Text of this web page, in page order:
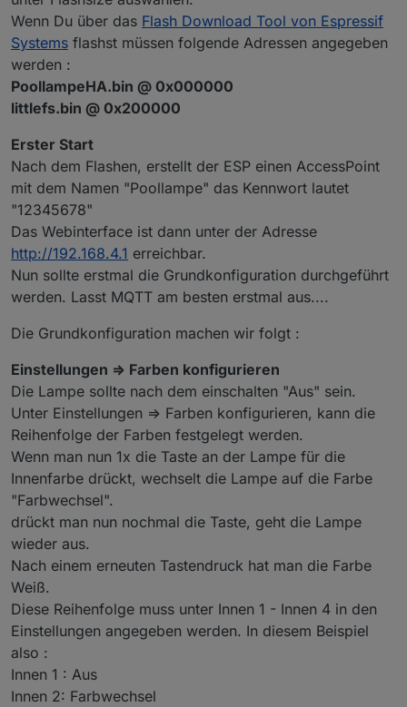
Wenn Du über das Flash Download Tool von Espressif
Systems flashst müssen folgende Adressen angegeben
werden :
PoollampeHA.bin @ 0x000000
littlefs.bin @ 0x200000
Erster Start
Nach dem Flashen, erstellt der ESP einen AccessPoint
mit dem Namen "Poollampe" das Kennwort lautet
"12345678"
Das Webinterface ist dann unter der Adresse
http://192.168.4.1 erreichbar.
Nun sollte erstmal die Grundkonfiguration durchgeführt
werden. Lasst MQTT am besten erstmal aus....
Die Grundkonfiguration machen wir folgt :
Einstellungen => Farben konfigurieren
Die Lampe sollte nach dem einschalten "Aus" sein.
Unter Einstellungen => Farben konfigurieren, kann die
Reihenfolge der Farben festgelegt werden.
Wenn man nun 1x die Taste an der Lampe für die
Innenfarbe drückt, wechselt die Lampe auf die Farbe
"Farbwechsel".
drückt man nun nochmal die Taste, geht die Lampe
wieder aus.
Nach einem erneuten Tastendruck hat man die Farbe
Weiß.
Diese Reihenfolge muss unter Innen 1 - Innen 4 in den
Einstellungen angegeben werden. In diesem Beispiel
also :
Innen 1 : Aus
Innen 2: Farbwechsel